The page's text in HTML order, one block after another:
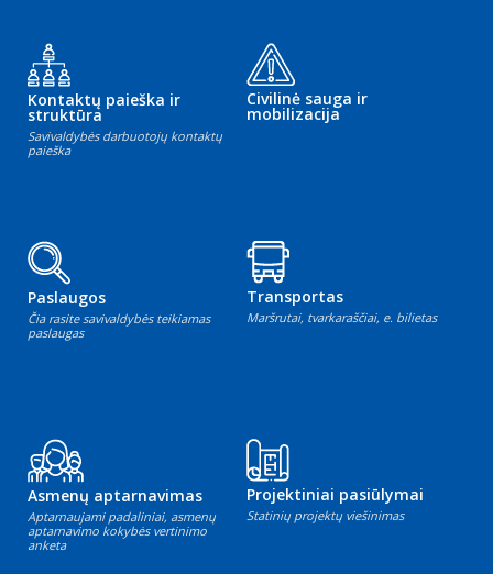
Kontaktų paieška ir
struktūra
Savivaldybės darbuotojų kontaktų
paieška
Civilinė sauga ir
mobilizacija
Paslaugos
Čia rasite savivaldybės teikiamas
paslaugas
Transportas
Maršrutai, tvarkaraščiai, e. bilietas
Asmenų aptarnavimas
Aptarnaujami padaliniai, asmenų
aptarnavimo kokybės vertinimo
anketa
Projektiniai pasiūlymai
Statinių projektų viešinimas